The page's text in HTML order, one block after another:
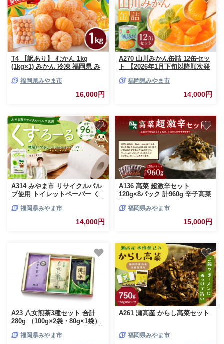
T4 【訳あり】 むかん 1kg
(1kg×1) みかん 冷凍 福岡県 み
福岡県みやま市
16,000円
A270 山川みかん缶詰 12缶セッ
ト 【2026年1月下旬以降順次発
福岡県みやま市
14,000円
A314 みやま市 リサイクルパル
プ使用 トイレットペーパー く
96ロール 日用品 消耗品 エコ 古
福岡県みやま市
14,000円
A136 高菜 超激辛セット
120g×8パック 計960g 辛子高菜
福岡県みやま市
15,000円
A23 八女煎茶3種セット 合計
280g （100g×2袋・80g×1袋）
お茶 茶葉 国産 福岡県
福岡県みやま市
A261 瀬高産 からし高菜セット
福岡県みやま市